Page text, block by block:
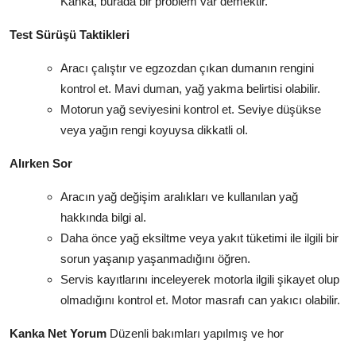
Test Sürüşü Taktikleri
Aracı çalıştır ve egzozdan çıkan dumanın rengini
kontrol et. Mavi duman, yağ yakma belirtisi olabilir.
Motorun yağ seviyesini kontrol et. Seviye düşükse
veya yağın rengi koyuysa dikkatli ol.
Alırken Sor
Aracın yağ değişim aralıkları ve kullanılan yağ
hakkında bilgi al.
Daha önce yağ eksiltme veya yakıt tüketimi ile ilgili bir
sorun yaşanıp yaşanmadığını öğren.
Servis kayıtlarını inceleyerek motorla ilgili şikayet olup
olmadığını kontrol et. Motor masrafı can yakıcı olabilir.
Kanka Net Yorum Düzenli bakımları yapılmış ve hor